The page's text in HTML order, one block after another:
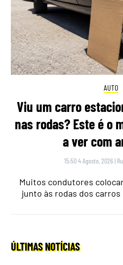
AUTO
Viu um carro
nas rodas? Este é o
a ver com
15:50 4 Agosto, 2026 |
Muitos condutores
junto às rodas dos
ÚLTIMAS NOTÍCIAS